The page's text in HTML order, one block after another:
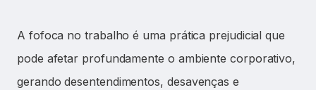
A fofoca no trabalho é uma prática prejudicial que
pode afetar profundamente o ambiente corporativo,
gerando desentendimentos, desavenças e